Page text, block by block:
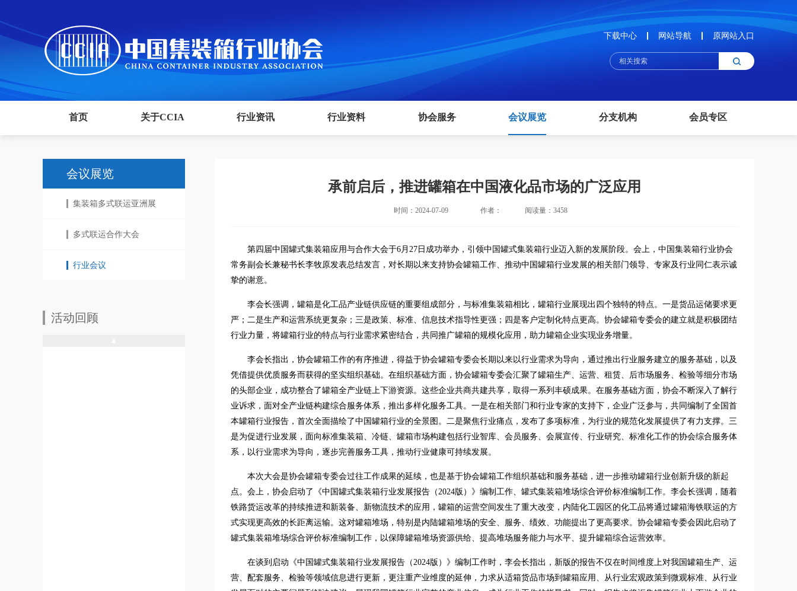
下载中心 网站导航 原网站入口
首页 关于CCIA 行业资讯 行业资料 协会服务 会议展览 分支机构 会员专区
会议展览
集装箱多式联运亚洲展
多式联运合作大会
行业会议
活动回顾
承前启后，推进罐箱在中国液化品市场的广泛应用
时间：2024-07-09 作者： 阅读量：3458
第四届中国罐式集装箱应用与合作大会于6月27日成功举办，引领中国罐式集装箱行业迈入新的发展阶段。会上，中国集装箱行业协会
常务副会长兼秘书长李牧原发表总结发言，对长期以来支持协会罐箱工作、推动中国罐箱行业发展的相关部门领导、专家及行业同仁表示诚
挚的谢意。
李会长强调，罐箱是化工品产业链供应链的重要组成部分，与标准集装箱相比，罐箱行业展现出四个独特的特点。一是货品运储要求更
严；二是生产和运营系统更复杂；三是政策、标准、信息技术指导性更强；四是客户定制化特点更高。协会罐箱专委会的建立就是积极团结
行业力量，将罐箱行业的特点与行业需求紧密结合，共同推广罐箱的规模化应用，助力罐箱企业实现业务增量。
李会长指出，协会罐箱工作的有序推进，得益于协会罐箱专委会长期以来以行业需求为导向，通过推出行业服务建立的服务基础，以及
凭借提供优质服务而获得的坚实组织基础。在组织基础方面，协会罐箱专委会汇聚了罐箱生产、运营、租赁、后市场服务、检验等细分市场
的头部企业，成功整合了罐箱全产业链上下游资源。这些企业共商共建共享，取得一系列丰硕成果。在服务基础方面，协会不断深入了解行
业诉求，面对全产业链构建综合服务体系，推出多样化服务工具。一是在相关部门和行业专家的支持下，企业广泛参与，共同编制了全国首
本罐箱行业报告，首次全面描绘了中国罐箱行业的全景图。二是聚焦行业痛点，发布了多项标准，为行业的规范化发展提供了有力支撑。三
是为促进行业发展，面向标准集装箱、冷链、罐箱市场构建包括行业智库、会员服务、会展宣传、行业研究、标准化工作的协会综合服务体
系，以行业需求为导向，逐步完善服务工具，推动行业健康可持续发展。
本次大会是协会罐箱专委会过往工作成果的延续，也是基于协会罐箱工作组织基础和服务基础，进一步推动罐箱行业创新升级的新起
点。会上，协会启动了《中国罐式集装箱行业发展报告（2024版）》编制工作、罐式集装箱堆场综合评价标准编制工作。李会长强调，随着
铁路货运改革的持续推进和新装备、新物流技术的应用，罐箱的运营空间发生了重大改变，内陆化工园区的化工品将通过罐箱海铁联运的方
式实现更高效的长距离运输。这对罐箱堆场，特别是内陆罐箱堆场的安全、服务、绩效、功能提出了更高要求。协会罐箱专委会因此启动了
罐式集装箱堆场综合评价标准编制工作，以保障罐箱堆场资源供给、提高堆场服务能力与水平、提升罐箱综合运营效率。
在谈到启动《中国罐式集装箱行业发展报告（2024版）》编制工作时，李会长指出，新版的报告不仅在时间维度上对我国罐箱生产、运
营、配套服务、检验等领域信息进行更新，更注重产业维度的延伸，力求从适箱货品市场到罐箱应用、从行业宏观政策到微观标准、从行业